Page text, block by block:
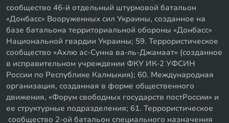
сообщество 46-й отдельный штурмовой батальон
«Донбасс» Вооруженных сил Украины, созданное на
базе батальона территориальной обороны «Донбасс»
Национальной гвардии Украины; 59. Террористическое
сообщество «Ахлю ас-Сунна ва-ль-Джамаат» (созданное
в исправительном учреждении ФКУ ИК-2 УФСИН
России по Республике Калмыкия); 60. Международная
организация, созданная в форме общественного
движения, «Форум свободных государств постРоссии» и
ее структурные подразделения; 61. Террористическое
сообщество 2-ой батальон специального назначения